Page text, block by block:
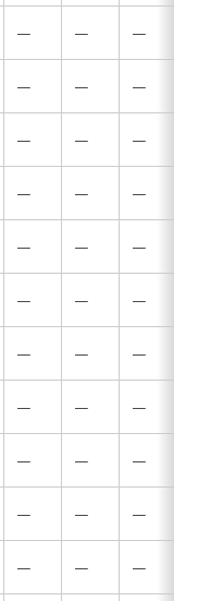
－ － －
－ － －
－ － －
－ － －
－ － －
－ － －
－ － －
－ － －
－ － －
－ － －
－ － －